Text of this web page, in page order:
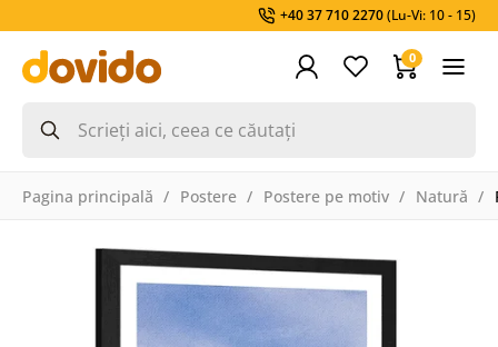
+40 37 710 2270(Lu-Vi: 10 - 15)
0
Pagina principală Postere Postere pe motiv Natură